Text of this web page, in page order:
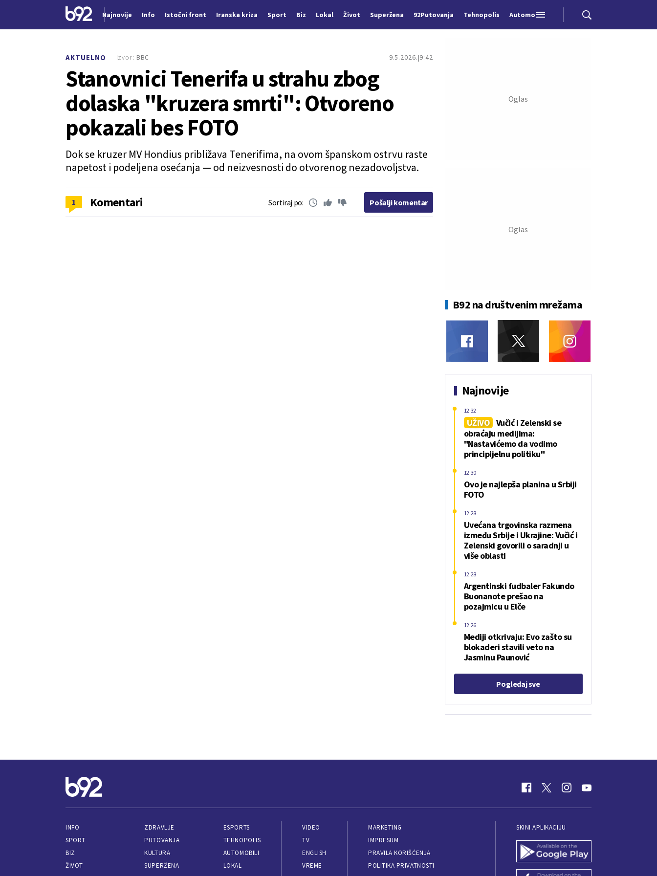
Najnovije Info Istočni front Iranska kriza Sport Biz Lokal Život Superžena 92Putovanja Tehnopolis Automobili
AKTUELNO 9.5.2026. 9:42
Stanovnici Tenerifa u strahu zbog
dolaska "kruzera smrti": Otvoreno
pokazali bes FOTO
Dok se kruzer MV Hondius približava Tenerifima, na ovom španskom ostrvu raste
napetost i podeljena osećanja — od neizvesnosti do otvorenog nezadovoljstva.
Izvor: BBC
1 Komentari Sortiraj po: Pošalji komentar
B92 na društvenim mrežama
Najnovije
UŽIVO Vučić i Zelenski se
obraćaju medijima:
"Nastavićemo da vodimo
principijelnu politiku"
12:32
Ovo je najlepša planina u Srbiji
FOTO
12:30
Uvećana trgovinska razmena
između Srbije i Ukrajine: Vučić i
Zelenski govorili o saradnji u
više oblasti
12:28
Argentinski fudbaler Fakundo
Buonanote prešao na
pozajmicu u Elče
12:28
Mediji otkrivaju: Evo zašto su
blokaderi stavili veto na
Jasminu Paunović
12:26
Pogledaj sve
INFO
SPORT
BIZ
ŽIVOT
ZDRAVLJE
PUTOVANJA
KULTURA
SUPERŽENA
ESPORTS
TEHNOPOLIS
AUTOMOBILI
LOKAL
VIDEO
TV
ENGLISH
VREME
MARKETING
IMPRESUM
PRAVILA KORIŠĆENJA
POLITIKA PRIVATNOSTI
SKINI APLIKACIJU